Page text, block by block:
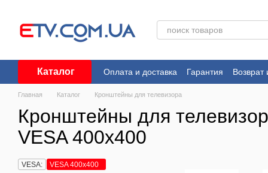
Каталог Оплата и доставка Гарантия
Пользовательское соглашение
Главная Каталог Кронштейны для телевизора
Кронштейны для
VESA 400x400
VESA:
VESA 400x400